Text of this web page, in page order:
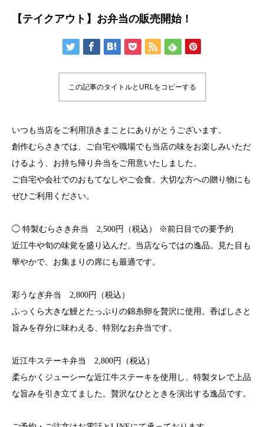
【テイクアウト】お弁当の販売開始！
この記事のタイトルとURLをコピーする
いつも当店をご利用頂きまことにありがとうございます。
創作むらさきでは、ご自宅や職場でも当店の味をお楽しみいただ
けるよう、お持ち帰り弁当をご用意いたしました。
ご自宅や会社でのおもてなしやご会食、大切な方への贈り物にも
ぜひご利用ください。
◯ 特製むらさき弁当 2,500円（税込） ※前日目での要予約
近江牛や旬の味覚を盛り込んだ、当店ならではの逸品。見た目も
華やかで、お集まりの席にも最適です。
彩うなぎ弁当 2,800円（税込）
ふっくら大きな鰻とたっぷりの錦糸卵を贅沢に使用。香ばしさと
旨みを存分に味わえる、特別なお弁当です。
近江牛ステーキ弁当 2,800円（税込）
柔らかくジューシーな近江牛ステーキを使用し、特製タレで上品
な旨みを引き立てました。贅沢なひとときを演出する逸品です。